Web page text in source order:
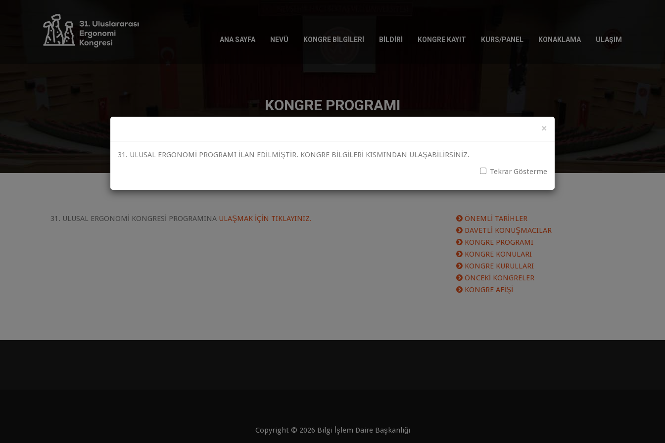
ANA SAYFA NEVÜ KONGRE BİLGİLERİ BİLDİRİ KONGRE KAYIT KURS/PANEL KONAKLAMA ULAŞIM
KONGRE PROGRAMI
31. ULUSAL ERGONOMİ KONGRESİ PROGRAMINA ULAŞMAK İÇİN TIKLAYINIZ.
ÖNEMLİ TARİHLER
DAVETLİ KONUŞMACILAR
KONGRE PROGRAMI
KONGRE KONULARI
KONGRE KURULLARI
ÖNCEKİ KONGRELER
KONGRE AFİŞİ
Copyright © 2026 Bilgi İşlem Daire Başkanlığı
×
31. ULUSAL ERGONOMİ PROGRAMI İLAN EDİLMİŞTİR. KONGRE BİLGİLERİ KISMINDAN ULAŞABİLİRSİNİZ.
Tekrar Gösterme